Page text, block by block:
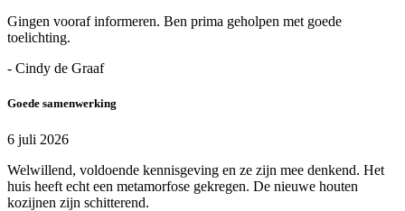
Gingen vooraf informeren. Ben prima geholpen met goede
toelichting.
- Cindy de Graaf
Goede samenwerking
6 juli 2026
Welwillend, voldoende kennisgeving en ze zijn mee denkend. Het
huis heeft echt een metamorfose gekregen. De nieuwe houten
kozijnen zijn schitterend.